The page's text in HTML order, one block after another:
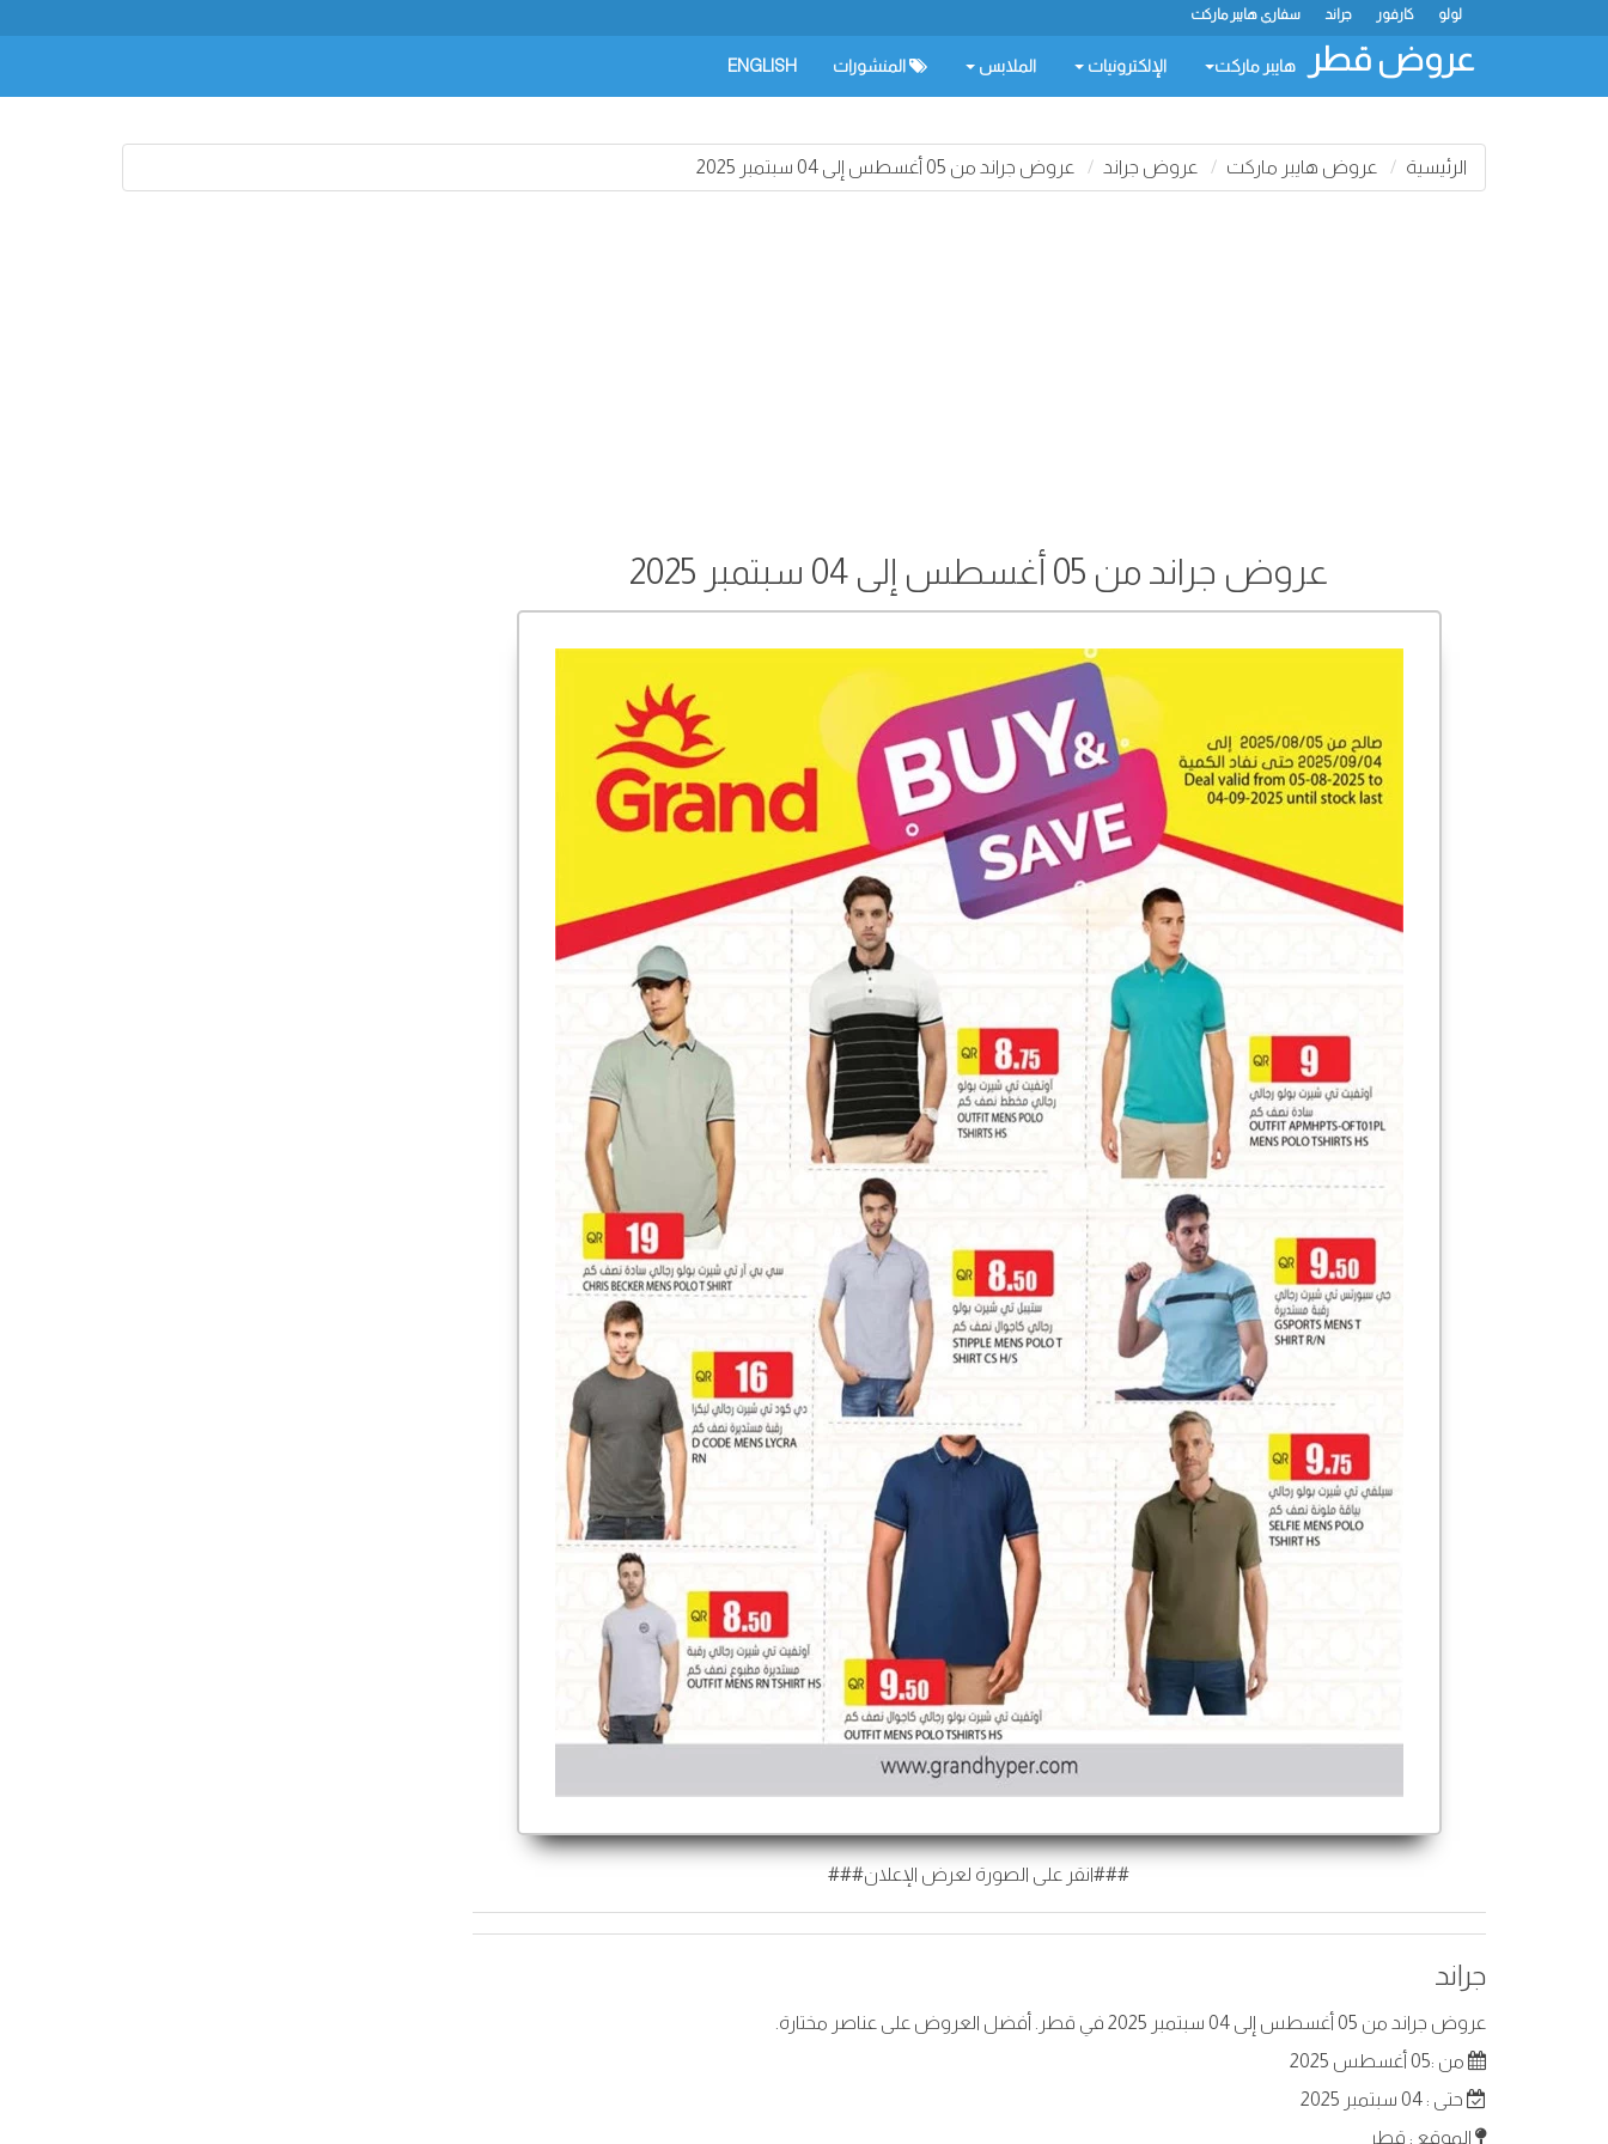
سفاري هايبر ماركت جراند كارفور لولو
عروض قطر هايبر ماركت الإلكترونيات الملابس المنشورات ENGLISH
الرئيسية عروض هايبر ماركت عروض جراند عروض جراند من 05 أغسطس إلى 04 سبتمبر 2025
عروض جراند من 05 أغسطس إلى 04 سبتمبر 2025
###انقر على الصورة لعرض الإعلان###
جراند
عروض جراند من 05 أغسطس إلى 04 سبتمبر 2025 في قطر. أفضل العروض على عناصر مختارة.
من :05 أغسطس 2025
حتى : 04 سبتمبر 2025
الموقع : قطر